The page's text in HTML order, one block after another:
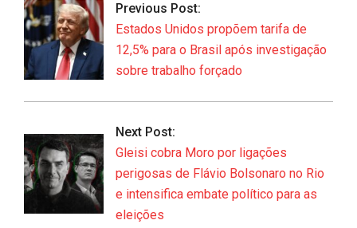
07
Previous Post:
Estados Unidos propõem tarifa de
12,5% para o Brasil após investigação
sobre trabalho forçado
Next Post:
Gleisi cobra Moro por ligações
perigosas de Flávio Bolsonaro no Rio
e intensifica embate político para as
eleições